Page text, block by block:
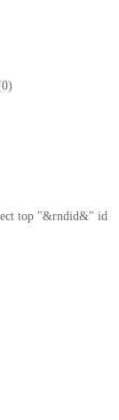
top "&rndid&" id